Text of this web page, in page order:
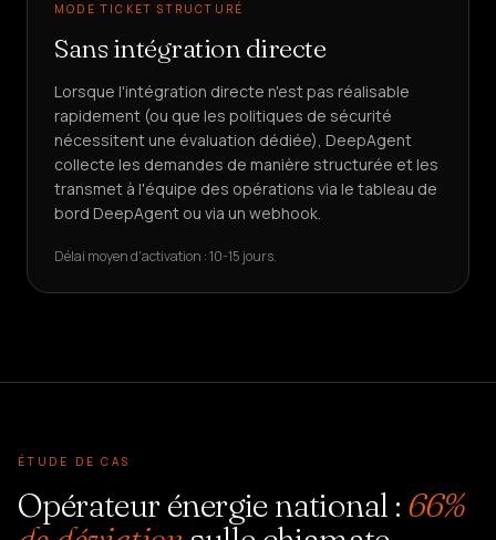
MODE TICKET STRUCTURÉ
Sans intégration directe
Lorsque l'intégration directe n'est pas réalisable
rapidement (ou que les politiques de sécurité
nécessitent une évaluation dédiée), DeepAgent
collecte les demandes de manière structurée et les
transmet à l'équipe des opérations via le tableau de
bord DeepAgent ou via un webhook.
Délai moyen d'activation : 10-15 jours.
ÉTUDE DE CAS
Opérateur énergie national : 66%